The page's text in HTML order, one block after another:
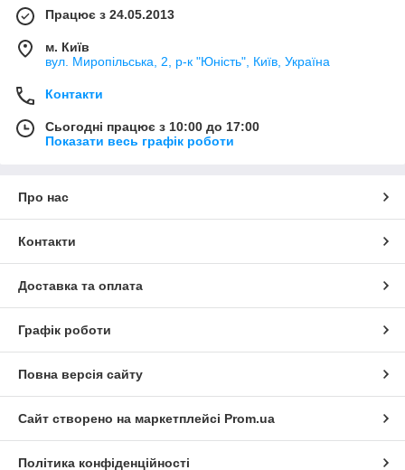
Працює з 24.05.2013
м. Київ
вул. Миропільська, 2, р-к "Юність", Київ, Україна
Контакти
Сьогодні працює з 10:00 до 17:00
Показати весь графік роботи
Про нас
Контакти
Доставка та оплата
Графік роботи
Повна версія сайту
Сайт створено на маркетплейсі Prom.ua
Політика конфіденційності